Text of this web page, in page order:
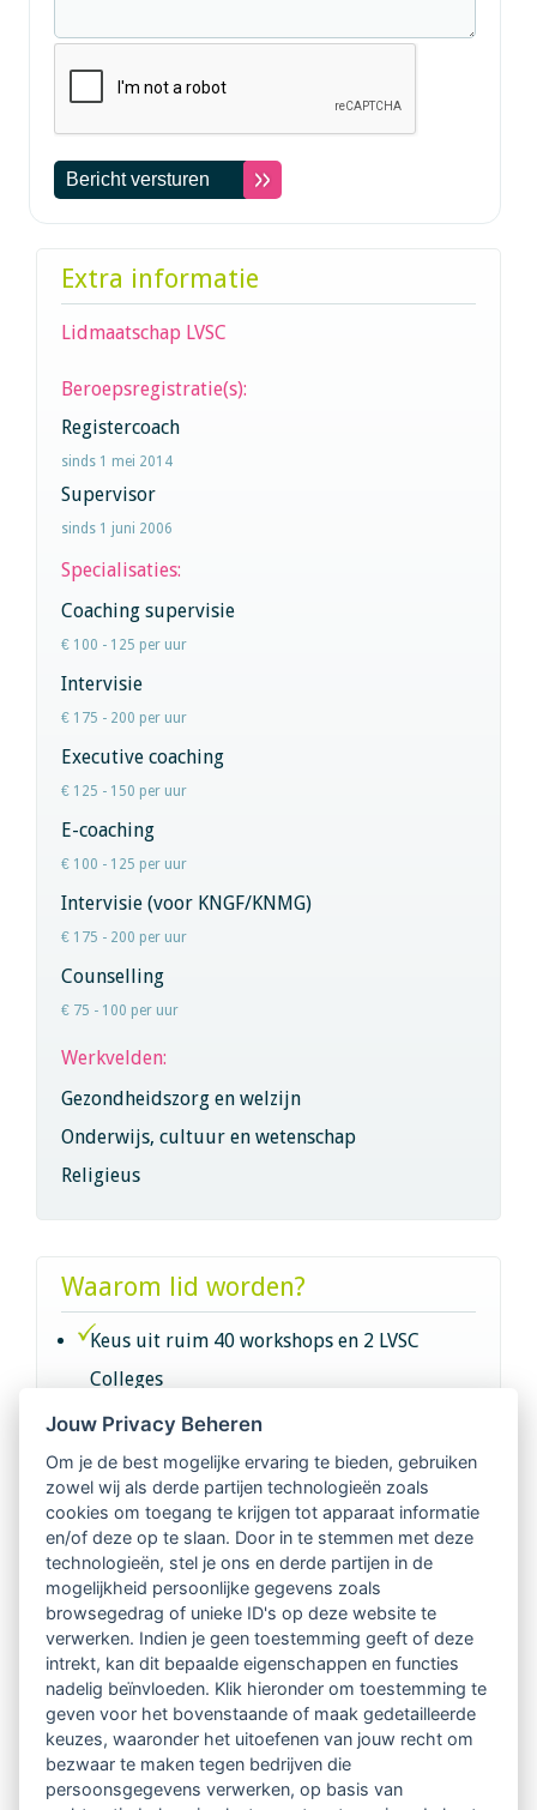
Extra informatie
Lidmaatschap LVSC
Beroepsregistratie(s):
Registercoach
sinds 1 mei 2014
Supervisor
sinds 1 juni 2006
Specialisaties:
Coaching supervisie
€ 100 - 125 per uur
Intervisie
€ 175 - 200 per uur
Executive coaching
€ 125 - 150 per uur
E-coaching
€ 100 - 125 per uur
Intervisie (voor KNGF/KNMG)
€ 175 - 200 per uur
Counselling
€ 75 - 100 per uur
Werkvelden:
Gezondheidszorg en welzijn
Onderwijs, cultuur en wetenschap
Religieus
Waarom lid worden?
Keus uit ruim 40 workshops en 2 LVSC
Colleges
Intervisie met geregistreerde vakgenoten
Netwerk van 2100 professionals in 14
regio's
Vindbaar voor opdrachtgevers
Tijdschrift voor
Begeleidingskunde & kennisbank
Beroepsregistratie (LVSC keurmerk)
Lid worden van LVSC
Jouw Privacy Beheren
Om je de best mogelijke ervaring te bieden, gebruiken
zowel wij als derde partijen technologieën zoals
cookies om toegang te krijgen tot apparaat informatie
en/of deze op te slaan. Door in te stemmen met deze
technologieën, stel je ons en derde partijen in de
mogelijkheid persoonlijke gegevens zoals
browsegedrag of unieke ID's op deze website te
verwerken. Indien je geen toestemming geeft of deze
intrekt, kan dit bepaalde eigenschappen en functies
nadelig beïnvloeden. Klik hieronder om toestemming te
geven voor het bovenstaande of maak gedetailleerde
keuzes, waaronder het uitoefenen van jouw recht om
bezwaar te maken tegen bedrijven die
persoonsgegevens verwerken, op basis van